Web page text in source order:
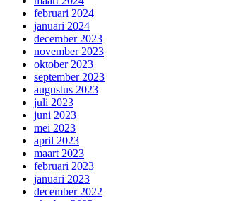
februari 2024
januari 2024
december 2023
november 2023
oktober 2023
september 2023
augustus 2023
juli 2023
juni 2023
mei 2023
april 2023
maart 2023
februari 2023
januari 2023
december 2022